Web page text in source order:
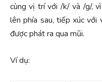
cùng vị trí với /k/ và /g/,
lên phía sau, tiếp xúc với
được phát ra qua mũi.
Ví dụ: